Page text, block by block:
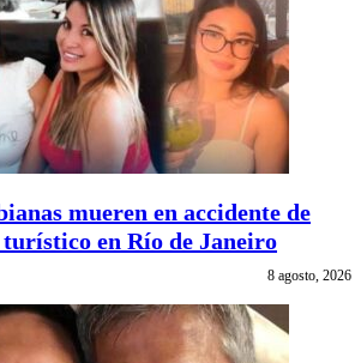
mueren en accidente de
en Río de Janeiro
8 agosto, 2026